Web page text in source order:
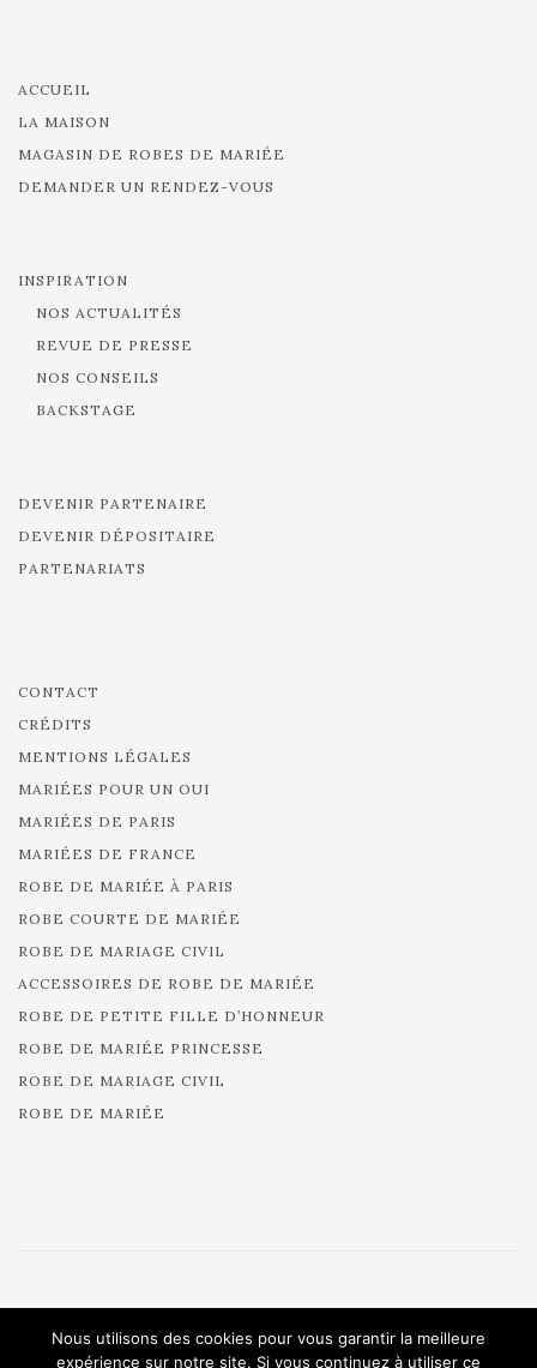
ACCUEIL
LA MAISON
MAGASIN DE ROBES DE MARIÉE
DEMANDER UN RENDEZ-VOUS
INSPIRATION
NOS ACTUALITÉS
REVUE DE PRESSE
NOS CONSEILS
BACKSTAGE
DEVENIR PARTENAIRE
DEVENIR DÉPOSITAIRE
PARTENARIATS
CONTACT
CRÉDITS
MENTIONS LÉGALES
MARIÉES POUR UN OUI
MARIÉES DE PARIS
MARIÉES DE FRANCE
ROBE DE MARIÉE À PARIS
ROBE COURTE DE MARIÉE
ROBE DE MARIAGE CIVIL
ACCESSOIRES DE ROBE DE MARIÉE
ROBE DE PETITE FILLE D’HONNEUR
ROBE DE MARIÉE PRINCESSE
ROBE DE MARIAGE CIVIL
ROBE DE MARIÉE
All rights reserved.
Nous utilisons des cookies pour vous garantir la meilleure
expérience sur notre site. Si vous continuez à utiliser ce